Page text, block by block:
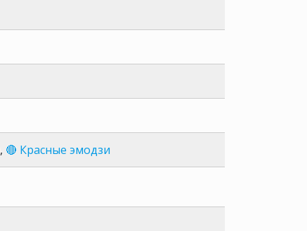
, 🔴 Красные эмодзи